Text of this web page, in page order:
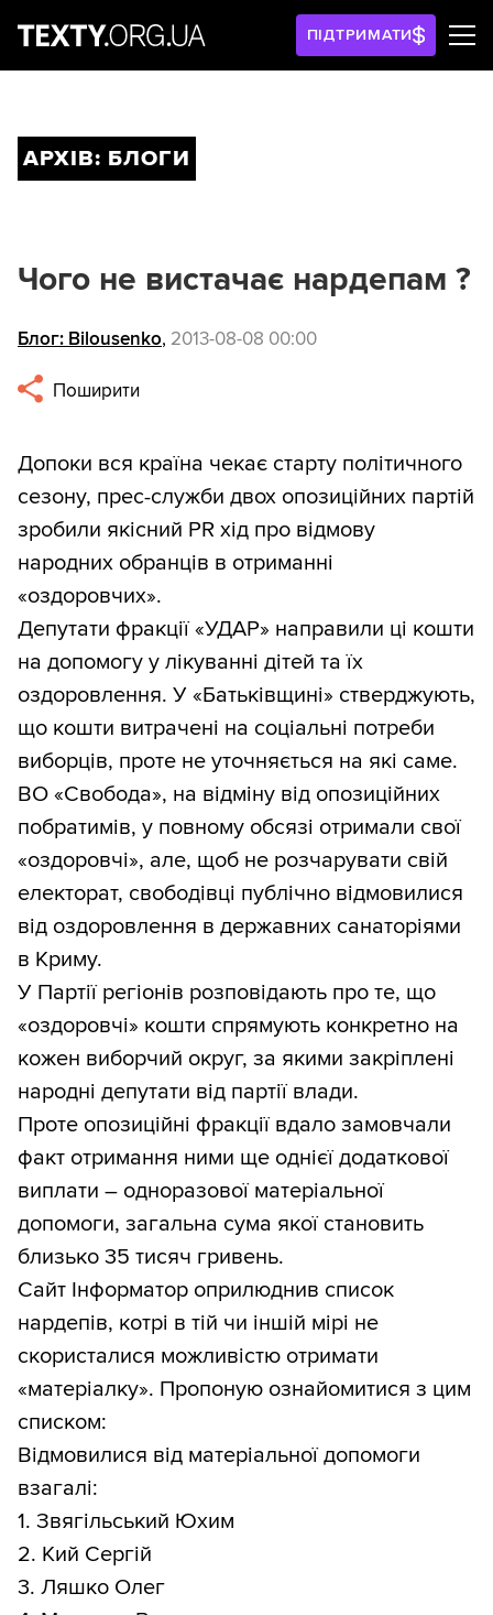
ПІДТРИМАТИ
АРХІВ: БЛОГИ
Чого не вистачає нардепам ?
Блог: Bilousenko, 2013-08-08 00:00
Поширити
Допоки вся країна чекає старту політичного
сезону, прес-служби двох опозиційних партій
зробили якісний PR хід про відмову
народних обранців в отриманні
«оздоровчих».
Депутати фракції «УДАР» направили ці кошти
на допомогу у лікуванні дітей та їх
оздоровлення. У «Батьківщині» стверджують,
що кошти витрачені на соціальні потреби
виборців, проте не уточняється на які саме.
ВО «Свобода», на відміну від опозиційних
побратимів, у повному обсязі отримали свої
«оздоровчі», але, щоб не розчарувати свій
електорат, свободівці публічно відмовилися
від оздоровлення в державних санаторіями
в Криму.
У Партії регіонів розповідають про те, що
«оздоровчі» кошти спрямують конкретно на
кожен виборчий округ, за якими закріплені
народні депутати від партії влади.
Проте опозиційні фракції вдало замовчали
факт отримання ними ще однієї додаткової
виплати – одноразової матеріальної
допомоги, загальна сума якої становить
близько 35 тисяч гривень.
Сайт Інформатор оприлюднив список
нардепів, котрі в тій чи іншій мірі не
скористалися можливістю отримати
«матеріалку». Пропоную ознайомитися з цим
списком:
Відмовилися від матеріальної допомоги
взагалі:
1. Звягільський Юхим
2. Кий Сергій
3. Ляшко Олег